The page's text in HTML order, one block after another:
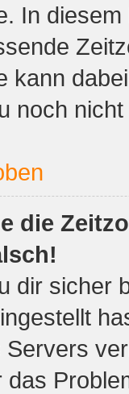
In diesem
kann
noch
die
dir sicher
Servers
das